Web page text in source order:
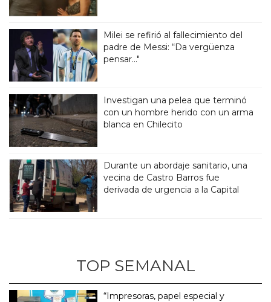
Milei se refirió al fallecimiento del
padre de Messi: “Da vergüenza
pensar..."
Investigan una pelea que terminó
con un hombre herido con un arma
blanca en Chilecito
Durante un abordaje sanitario, una
vecina de Castro Barros fue
derivada de urgencia a la Capital
TOP SEMANAL
“Impresoras, papel especial y